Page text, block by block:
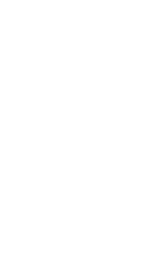
智子・加藤孝明・石川永子］
］
［立木茂雄］